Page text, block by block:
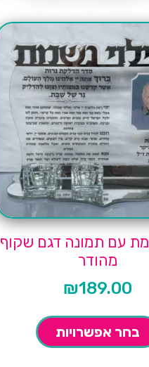
עם תמונה דגם שקוף
מהודר
₪189.00
בחר אפשרויות